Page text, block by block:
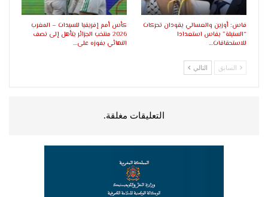
فاس: أوزين والعسالي يقودان تحركات
“السنبلة” بفاس استعدادا
للاستحقاقات…
كأس أمم إفريقيا للسيدات – المغرب
2026 منتخب الجزائر يتأهل إلى نصف
النهائي بفوزه على…
السابق التالي
التعليقات مغلقة.